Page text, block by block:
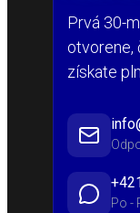
Prvá 30-
otvorene,
získate
Po -